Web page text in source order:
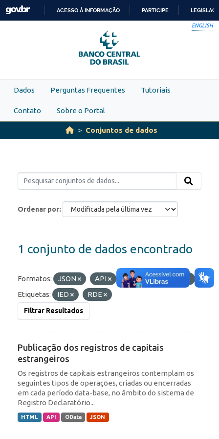
Skip to main content
PARA
O
CONTEÚDO
ACESSO À INFORMAÇÃO PARTICIPE
ENGLISH
Dados Perguntas Frequentes Tutoriais
Contato Sobre o Portal
Conjuntos de dados
Ordenar por
1 conjunto de dados encontrado
Formatos: JSON API HTML
OData
Etiquetas:
IED RDE
Filtrar Resultados
Publicação dos registros de capitais
estrangeiros
Os registros de capitais estrangeiros contemplam os
seguintes tipos de operações, criadas ou encerradas
em cada período data-base, no âmbito do sistema de
Registro Declaratório...
HTML API OData JSON